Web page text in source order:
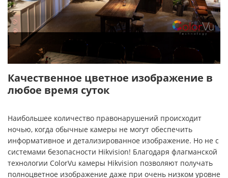
Качественное цветное изображение в
любое время суток
Наибольшее количество правонарушений происходит
ночью, когда обычные камеры не могут обеспечить
информативное и детализированное изображение. Но не с
системами безопасности Hikvision! Благодаря флагманской
технологии ColorVu камеры Hikvision позволяют получать
полноцветное изображение даже при очень низком уровне